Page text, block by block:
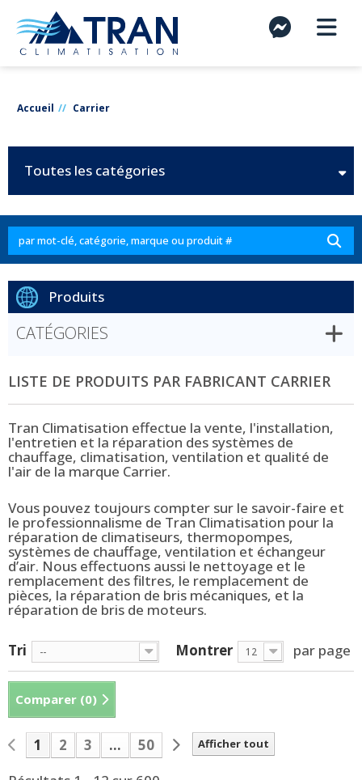
Accueil Carrier
Toutes les catégories
Produits
CATÉGORIES
LISTE DE PRODUITS PAR FABRICANT CARRIER
Tran Climatisation effectue la vente, l'installation,
l'entretien et la réparation des systèmes de
chauffage, climatisation, ventilation et qualité de
l'air de la marque Carrier.
Vous pouvez toujours compter sur le savoir-faire et
le professionnalisme de Tran Climatisation pour la
réparation de climatiseurs, thermopompes,
systèmes de chauffage, ventilation et échangeur
d’air. Nous effectuons aussi le nettoyage et le
remplacement des filtres, le remplacement de
pièces, la réparation de bris mécaniques, et la
réparation de bris de moteurs.
Tri -- Montrer 12 par page
Comparer (0)
Afficher tout
1 2 3 ...
50